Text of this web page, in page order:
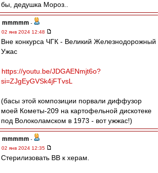
бы, дедушка Мороз..
mmmmm -
02 янв 2024 12:48
Вне конкурса ЧГК - Великий Железнодорожный
Ужас
https://youtu.be/JDGAENmjt6o?
si=ZJgEyGVSk4jFTvsL
(басы этой композиции порвали диффузор
моей Кометы-209 на картофельной дискотеке
под Волоколамском в 1973 - вот ужжас!)
mmmmm -
02 янв 2024 12:35
Стерилизовать ВВ к херам.